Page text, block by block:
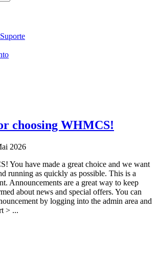
choosing WHMCS!
2026
You have made a great choice and we want
running as quickly as possible. This is a
Announcements are a great way to keep
about news and special offers. You can
by logging into the admin area and
> ...